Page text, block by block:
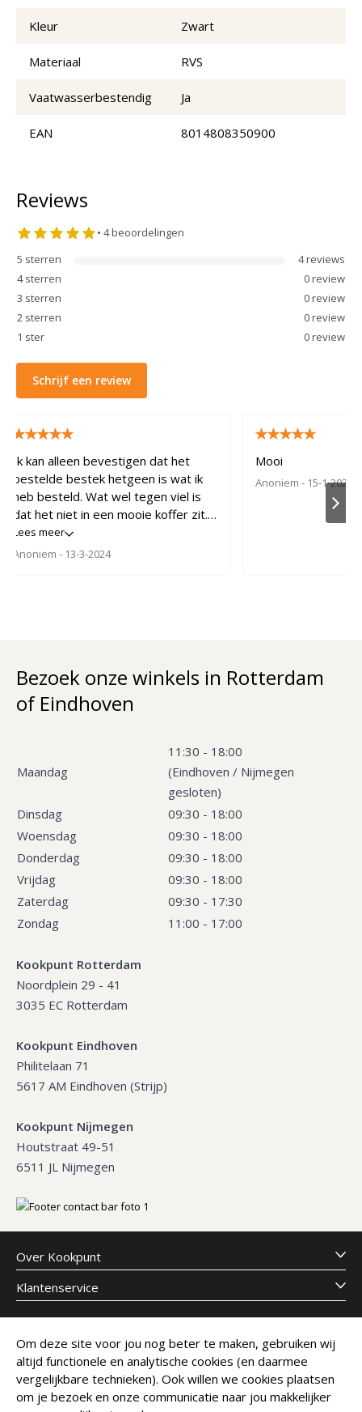
Kleur Zwart
Materiaal RVS
Vaatwasserbestendig Ja
EAN 8014808350900
Reviews
• 4beoordelingen
5 sterren 4reviews
4 sterren 0review
3 sterren 0review
2 sterren 0review
1 ster 0review
Schrijf een review
Ik kan alleen bevestigen dat het
bestelde bestek hetgeen is wat ik
heb besteld. Wat wel tegen viel is
dat het niet in een mooie koffer zit.
Dat had ik graag anders gezien voor
zo een duur bestek. Wilde het graag
Lees meer
Anoniem - 13-3-2024
Mooi
Anoniem- 15-1-2024
Bezoek onze winkels in Rotterdam
of Eindhoven
Maandag
11:30 - 18:00
(Eindhoven / Nijmegen
gesloten)
Dinsdag
09:30 - 18:00
Woensdag
09:30 - 18:00
Donderdag
09:30 - 18:00
Vrijdag
09:30 - 18:00
Zaterdag
09:30 - 17:30
Zondag
11:00 - 17:00
Kookpunt Rotterdam
Noordplein 29 - 41
3035 EC Rotterdam
Kookpunt Eindhoven
Philitelaan 71
5617 AM Eindhoven (Strijp)
Kookpunt Nijmegen
Houtstraat 49-51
6511 JL Nijmegen
Over Kookpunt
Klantenservice
Meld je aan voor onze nieuwsbrief
E-mailadres
Abonneer
Om deze site voor jou nog beter te maken, gebruiken wij
altijd functionele en analytische cookies (en daarmee
vergelijkbare technieken). Ook willen we cookies plaatsen
om je bezoek en onze communicatie naar jou makkelijker